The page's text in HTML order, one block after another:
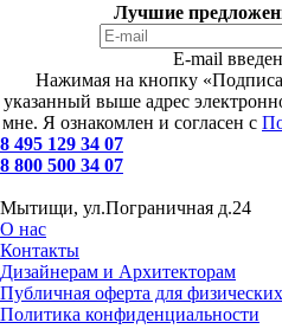
Лучшие
E-mail
Нажимая на кнопку
указанный выше адрес
мне. Я ознакомлен и согласен с
8 495 129 34 07
8 800 500 34 07
Мытищи, ул.Пограничная д.24
О нас
Контакты
Дизайнерам и Архитекторам
Публичная оферта для
Политика конфиденциальности